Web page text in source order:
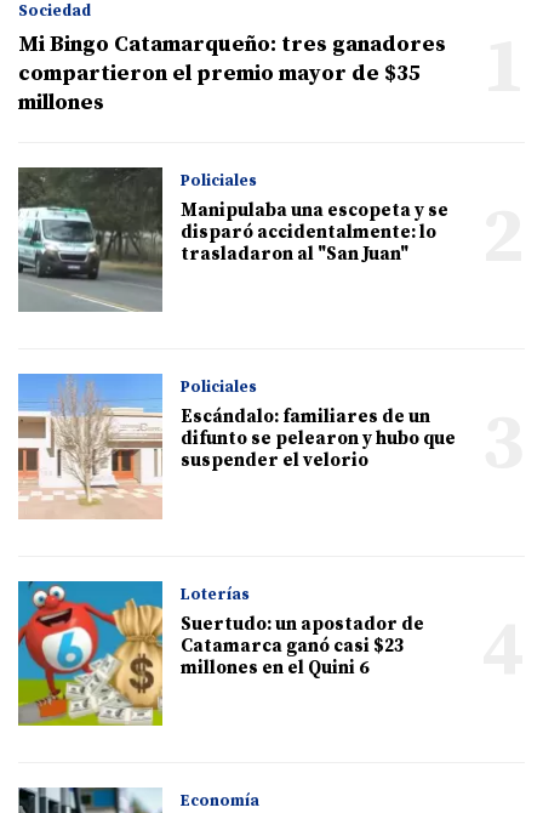
Sociedad
Mi Bingo Catamarqueño: tres ganadores
compartieron el premio mayor de $35
millones
Policiales
Manipulaba una escopeta y se
disparó accidentalmente: lo
trasladaron al "San Juan"
Policiales
Escándalo: familiares de un
difunto se pelearon y hubo que
suspender el velorio
Loterías
Suertudo: un apostador de
Catamarca ganó casi $23
millones en el Quini 6
Economía